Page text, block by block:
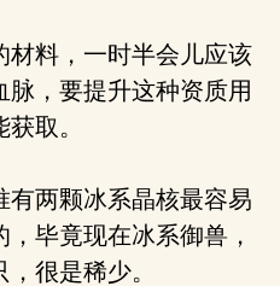
料，一时半会儿应该
，要提升这种资质用
取。
两颗冰系晶核最容易
毕竟现在冰系御兽，
很是稀少。